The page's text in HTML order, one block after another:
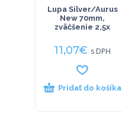
Lupa Silver/Aurus
New 70mm,
zväčšenie 2,5x
11,07€ s DPH
Pridať do košíka